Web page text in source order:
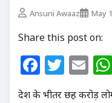
Ansuni Awaaz May
Share this post on:
देश के भीतर छह करोड़